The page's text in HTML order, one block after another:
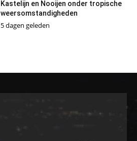
Kastelijn en Nooijen onder tropische
weersomstandigheden
5 dagen geleden